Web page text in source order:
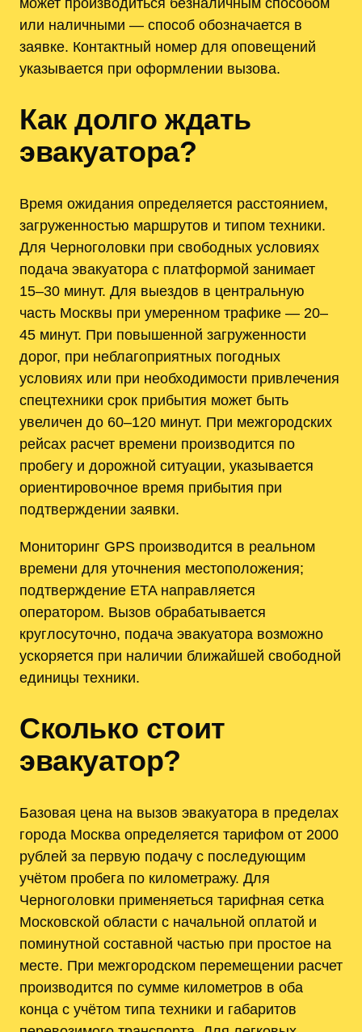
или наличными — способ обозначается в
заявке. Контактный номер для оповещений
указывается при оформлении вызова.
Как долго ждать
эвакуатора?
Время ожидания определяется расстоянием,
загруженностью маршрутов и типом техники.
Для Черноголовки при свободных условиях
подача эвакуатора с платформой занимает
15–30 минут. Для выездов в центральную
часть Москвы при умеренном трафике — 20–
45 минут. При повышенной загруженности
дорог, при неблагоприятных погодных
условиях или при необходимости привлечения
спецтехники срок прибытия может быть
увеличен до 60–120 минут. При межгородских
рейсах расчет времени производится по
пробегу и дорожной ситуации, указывается
ориентировочное время прибытия при
подтверждении заявки.
Мониторинг GPS производится в реальном
времени для уточнения местоположения;
подтверждение ETA направляется
оператором. Вызов обрабатывается
круглосуточно, подача эвакуатора возможно
ускоряется при наличии ближайшей свободной
единицы техники.
Сколько стоит
эвакуатор?
Базовая цена на вызов эвакуатора в пределах
города Москва определяется тарифом от 2000
рублей за первую подачу с последующим
учётом пробега по километражу. Для
Черноголовки применяеться тарифная сетка
Московской области с начальной оплатой и
поминутной составной частью при простое на
месте. При межгородском перемещении расчет
производится по сумме километров в оба
конца с учётом типа техники и габаритов